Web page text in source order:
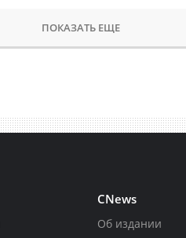
ПОКАЗАТЬ ЕЩЕ
CNews
Об издании